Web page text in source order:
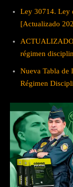
Ley 30714. Ley
[Actualizado
régimen
Nueva Tabla de
Régimen